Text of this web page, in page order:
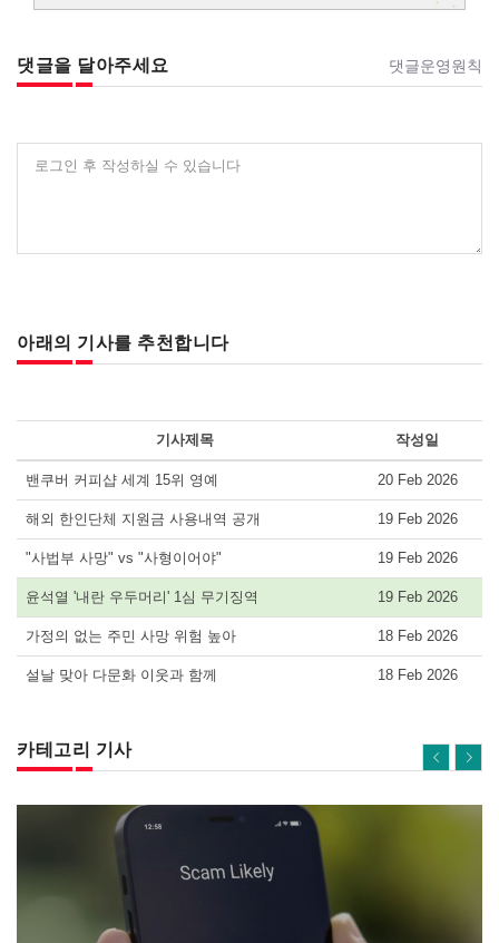
댓글을 달아주세요 댓글운영원칙
로그인 후 작성하실 수 있습니다
아래의 기사를 추천합니다
기사제목 작성일
밴쿠버 커피샵 세계 15위 영예 20 Feb 2026
해외 한인단체 지원금 사용내역 공개 19 Feb 2026
"사법부 사망" vs "사형이어야" 19 Feb 2026
윤석열 '내란 우두머리' 1심 무기징역 19 Feb 2026
가정의 없는 주민 사망 위험 높아 18 Feb 2026
설날 맞아 다문화 이웃과 함께 18 Feb 2026
카테고리 기사